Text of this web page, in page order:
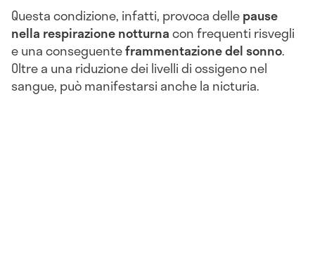
Questa condizione, infatti, provoca dellepause
nella respirazione notturnacon frequenti risvegli
e una conseguenteframmentazione del sonno.
Oltre a una riduzione dei livelli di ossigeno nel
sangue, può manifestarsi anche la nicturia.